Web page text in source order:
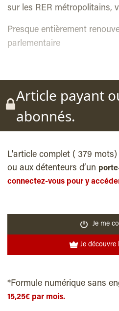
sur les RER métropolitains,
Presque entièrement
parlementaire
Article payant
abonnés.
L'article complet ( 379 mots)
ou aux détenteurs d’un
connectez-vous pour y
Je me
*Formule numérique sans
15,25€ par mois.